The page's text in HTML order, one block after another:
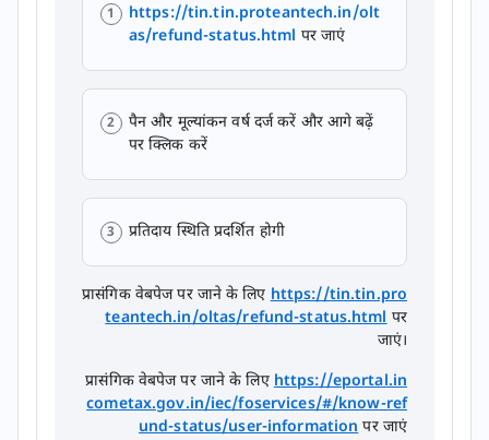
https://tin.tin.proteantech.in/olt
as/refund-status.html पर जाएं​
पैन और मूल्यांकन वर्ष दर्ज करें और आगे बढ़ें
पर क्लिक करें
प्रतिदाय स्थिति प्रदर्शित होगी
प्रासंगिक वेबपेज पर जाने के लिएhttps://tin.tin.pro
teantech.in/oltas/refund-status.htmlपर
जाएं।​​​​
प्रासंगिक वेबपेज पर जाने के लिएhttps://eportal.in
cometax.gov.in/iec/foservices/#/know-ref
und-status/user-informationपर जाएं